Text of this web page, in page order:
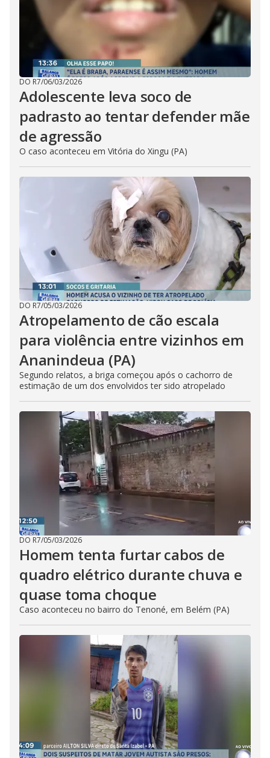
DO R7/06/03/2026
Adolescente leva soco de
padrasto ao tentar defender mãe
de agressão
O caso aconteceu em Vitória do Xingu (PA)
DO R7/05/03/2026
Atropelamento de cão escala
para violência entre vizinhos em
Ananindeua (PA)
Segundo relatos, a briga começou após o cachorro de
estimação de um dos envolvidos ter sido atropelado
DO R7/05/03/2026
Homem tenta furtar cabos de
quadro elétrico durante chuva e
quase toma choque
Caso aconteceu no bairro do Tenoné, em Belém (PA)